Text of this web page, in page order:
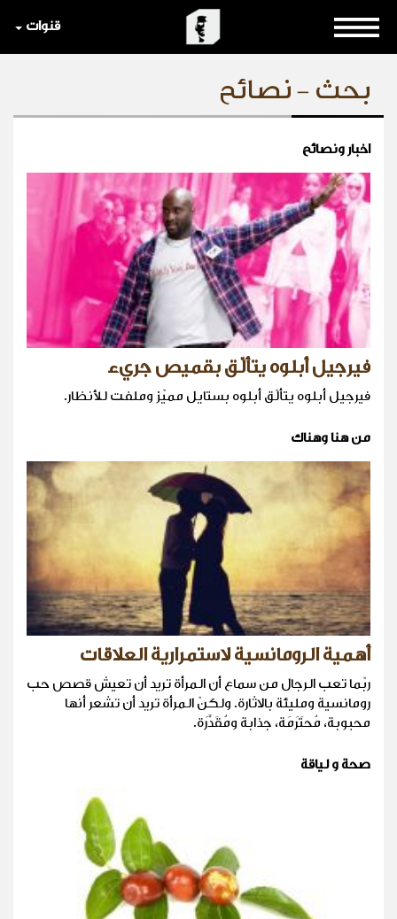
قنوات
بحث - نصائح
اخبار ونصائح
فيرجيل أبلوه يتألّق بقميص جريء
فيرجيل أبلوه يتألّق أبلوه بستايل مميّز وملفت للأنظار.
من هنا وهناك
أهمية الرومانسية لاستمرارية العلاقات
ربّما تعب الرجال من سماع أن المرأة تريد أن تعيش قصص حب
رومانسية ومليئة بالاثارة. ولكنّ المرأة تريد أن تشعر أنها
محبوبة، مُحتَرَمَة، جذابة ومُقَدَّرَة.
صحة و لياقة